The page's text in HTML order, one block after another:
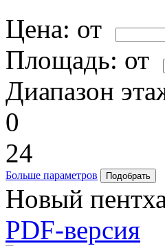
Цена: от
Площадь: от
Диапазон
0
24
Больше параметров
Новый
PDF-версия